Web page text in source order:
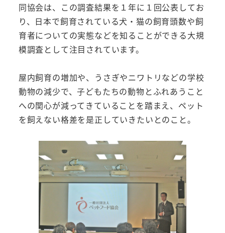
同協会は、この調査結果を１年に１回公表してお
り、日本で飼育されている犬・猫の飼育頭数や飼
育者についての実態などを知ることができる大規
模調査として注目されています。
屋内飼育の増加や、うさぎやニワトリなどの学校
動物の減少で、子どもたちの動物とふれあうこと
への関心が減ってきていることを踏まえ、ペット
を飼えない格差を是正していきたいとのこと。